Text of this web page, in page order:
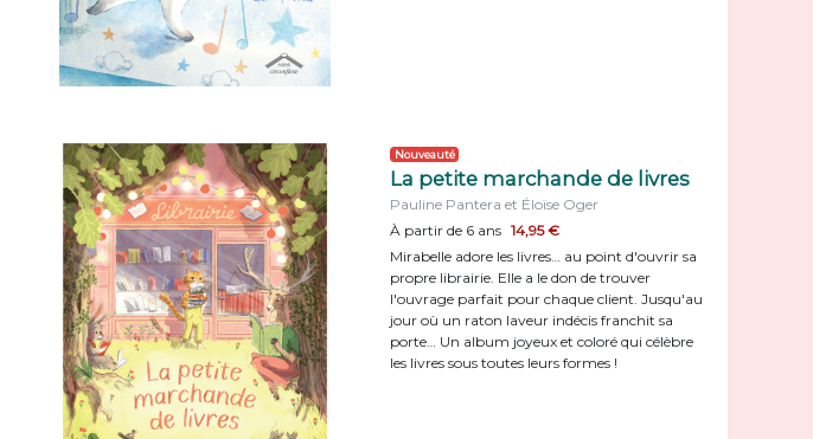
Nouveauté
La petite marchande de livres
Pauline Pantera et Éloïse Oger
À partir de 6 ans 14,95 €
Mirabelle adore les livres… au point d'ouvrir sa
propre librairie. Elle a le don de trouver
l'ouvrage parfait pour chaque client. Jusqu'au
jour où un raton laveur indécis franchit sa
porte… Un album joyeux et coloré qui célèbre
les livres sous toutes leurs formes !